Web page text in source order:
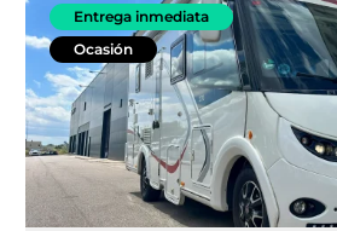
Entrega inmediata
Ocasión